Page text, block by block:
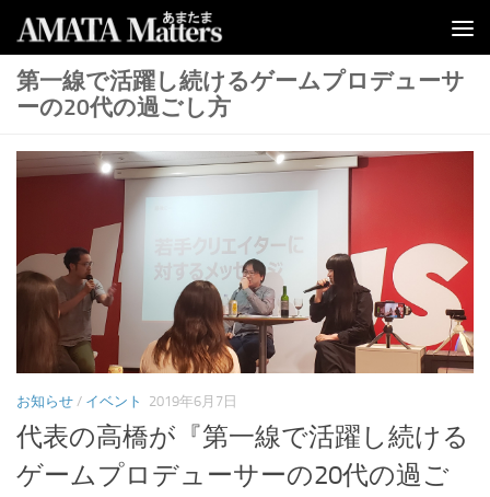
コンテンツへスキップ
第一線で活躍し続けるゲームプロデューサ
ーの20代の過ごし方
お知らせ / イベント 2019年6月7日
代表の高橋が『第一線で活躍し続ける
ゲームプロデューサーの20代の過ご